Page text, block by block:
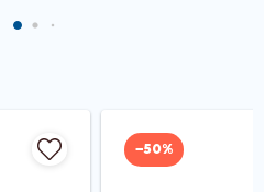
−50%